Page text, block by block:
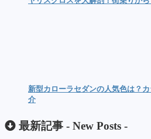
新型カローラセダンの人気色は？
介
最新記事 - New Posts -